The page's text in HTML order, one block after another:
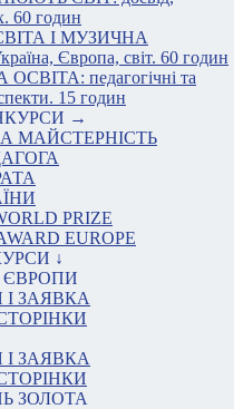
60 годин
І МУЗИЧНА
Європа, світ. 60 годин
педагогічні та
15 годин
→
МАЙСТЕРНІСТЬ
PRIZE
EUROPE
↓
ЄВРОПИ
ЗАЯВКА
ЗАЯВКА
ЗОЛОТА